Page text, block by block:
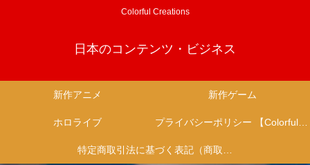
Colorful Creations
日本のコンテンツ・ビジネス
新作アニメ 新作ゲーム
ホロライブ プライバシーポリシー 【Colorful Creation】
特定商取引法に基づく表記（商取引に関する開示）